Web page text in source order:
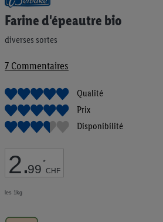
Farine d'épeautre bio
diverses sortes
7 Commentaires
Qualité
Prix
Disponibilité
2.99 *
CHF
les 1kg
au
début
la
d’images